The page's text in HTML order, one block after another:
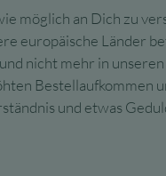
möglich an Dich zu
europäische Länder
nicht mehr in
und etwas